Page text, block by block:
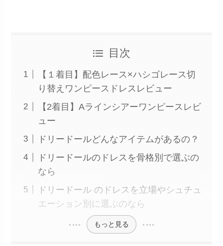
目次
【１着目】配色レース×ハシゴレース切
り替えワンピースドレスレビュー
【2着目】Aラインシアーワンピースレビ
ュー
ドリードールどんなアイテムがあるの？
ドリードールのドレスを骨格別で選ぶの
なら
ドリードール のドレスを立場やシュチュ
エーション別に選ぶのなら
もっと見る